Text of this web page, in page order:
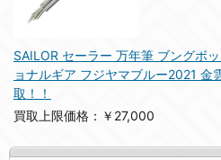
SAILOR セーラー 万年筆 ブングボ
ョナルギア フジヤマブルー2021
取！！
買取上限価格：￥27,000